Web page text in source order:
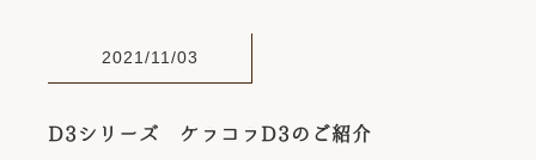
2021/11/03
D3シリーズ ケラコラD3のご紹介